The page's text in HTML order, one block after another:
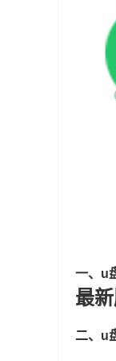
一、u
最
二、u